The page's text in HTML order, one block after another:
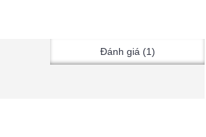
Đánh giá (1)